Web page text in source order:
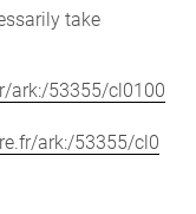
take
ark:/53355/cl0100
ark:/53355/cl0